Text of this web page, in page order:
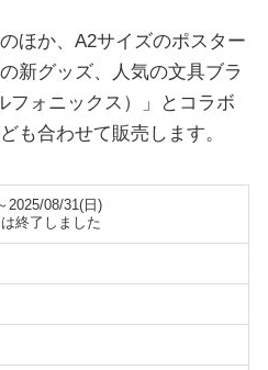
ほか、A2サイズのポスター
新グッズ、人気の文具ブラ
フォニックス）」とコラボ
も合わせて販売します。
2025/08/31(日)
終了しました